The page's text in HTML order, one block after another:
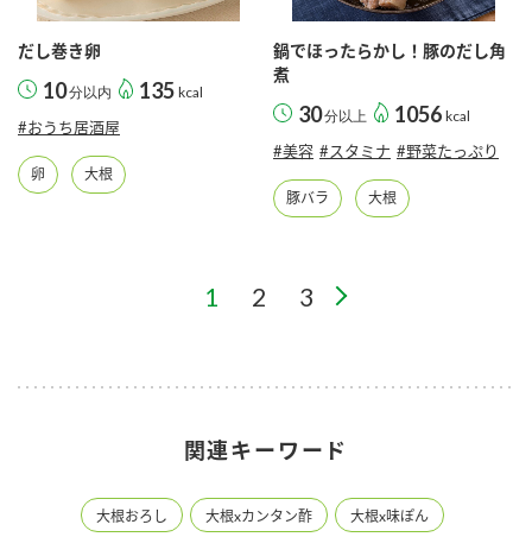
だし巻き卵
10分以内 135 kcal
#おうち居酒屋
卵 大根
鍋でほったらかし！豚のだし角
煮
30分以上 1056 kcal
#美容 #スタミナ #野菜たっぷり
豚バラ 大根
1 2 3
関連キーワード
大根おろし 大根xカンタン酢 大根x味ぽん